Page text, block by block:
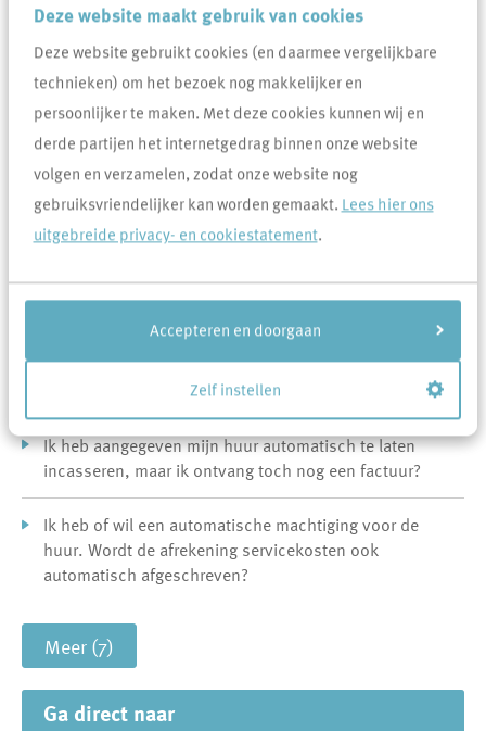
Deze website maakt gebruik van cookies
Deze website gebruikt cookies (en daarmee vergelijkbare
technieken) om het bezoek nog makkelijker en
persoonlijker te maken. Met deze cookies kunnen wij en
derde partijen het internetgedrag binnen onze website
volgen en verzamelen, zodat onze website nog
gebruiksvriendelijker kan worden gemaakt. Lees hier ons
uitgebreide privacy- en cookiestatement.
Accepteren en doorgaan
Zelf instellen
automatisch wilt laten incasseren. Je ontvangt van ons een
bevestiging en we laten je weten vanaf wanneer we je huur zullen
incasseren.
Veel gevraagd over Huur betalen via
automatische incasso
Ik heb mijn huur per ongeluk dubbel overgemaakt.
Er is een bedrag afgeschreven door Area. Waarom is
dit bedrag van mijn rekening gehaald?
Ik heb aangegeven mijn huur automatisch te laten
incasseren, maar ik ontvang toch nog een factuur?
Ik heb of wil een automatische machtiging voor de
huur. Wordt de afrekening servicekosten ook
automatisch afgeschreven?
Meer (7)
Ga direct naar